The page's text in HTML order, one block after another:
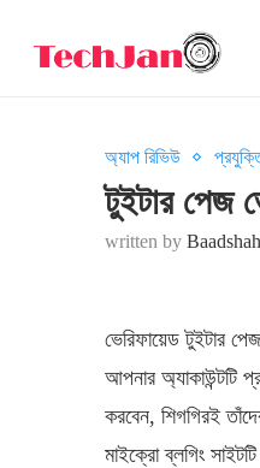
অ্যাপ রিভিউ
টুইটার পেজ
written by Baadshah
ভেরিফায়েড টুইটার
আপনার অ্যাকাউন্টটি
করবেন, শিগগিরই
মাইক্রো ব্লগিং